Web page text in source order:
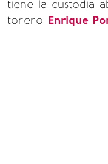
tiene la custodia
torero Enrique